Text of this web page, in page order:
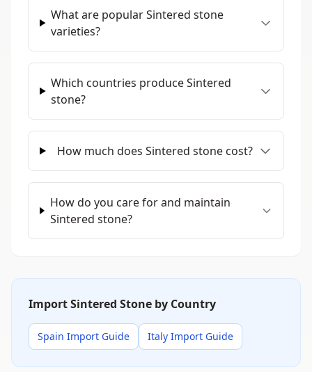
What are popular Sintered stone
varieties?
Which countries produce Sintered
stone?
How much does Sintered stone cost?
How do you care for and maintain
Sintered stone?
Import Sintered Stone by Country
Spain Import Guide Italy Import Guide